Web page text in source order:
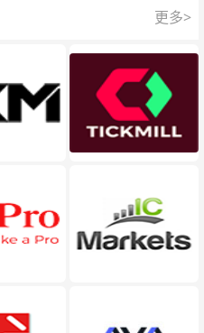
更多>